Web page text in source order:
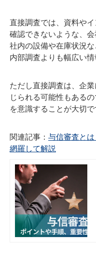
直接調査では、資料や
確認できないような、会
社内の設備や在庫状況な
内部調査よりも幅広い情
ただし直接調査は、企
じられる可能性もある
を意識することが大切で
関連記事： 与信審査と
網羅して解説